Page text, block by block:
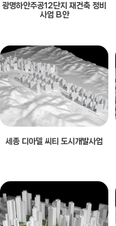
광명하안주공12단지 재건축 정비
사업 B안
세종 디아델 씨티 도시개발사업